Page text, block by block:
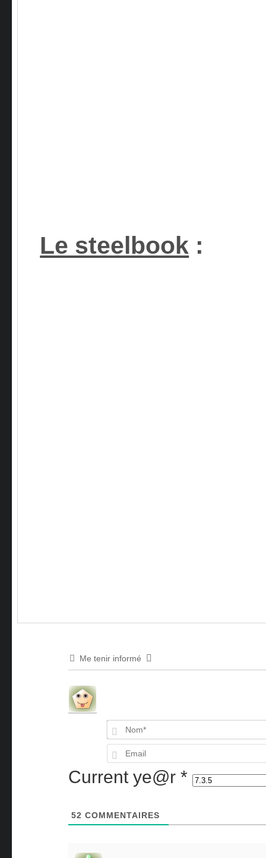
Le steelbook :
Me tenir informé
Current ye@r *
52 COMMENTAIRES